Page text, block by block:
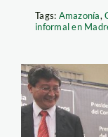
Tags: Amazonía,
informal en